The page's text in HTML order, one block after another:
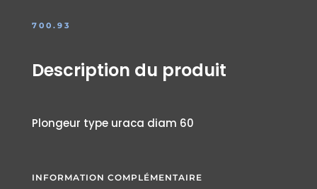
700.93
Description du produit
Plongeur type uraca diam 60
INFORMATION COMPLÉMENTAIRE